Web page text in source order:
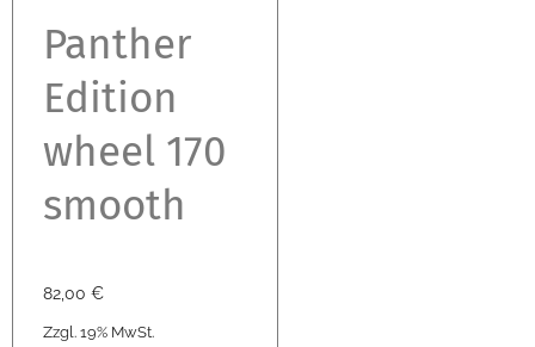
Panther
Edition
wheel 170
smooth
82,00 €
Zzgl. 19% MwSt.